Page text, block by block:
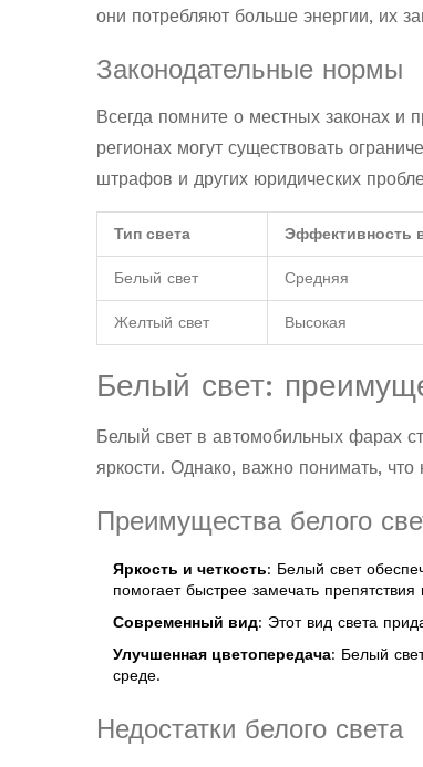
они потребляют больше энергии, их
Законодательные нормы
Всегда помните о местных законах и
регионах могут существовать
штрафов и других юридических
Тип света Эффективность
Белый свет Средняя
Желтый свет Высокая
Белый свет:
Белый свет в автомобильных фарах
яркости. Однако, важно понимать, что
Преимущества белого
Яркость и четкость: Белый свет
помогает быстрее замечать препятствия
Современный вид: Этот вид света
Улучшенная цветопередача: Белый
среде.
Недостатки белого света